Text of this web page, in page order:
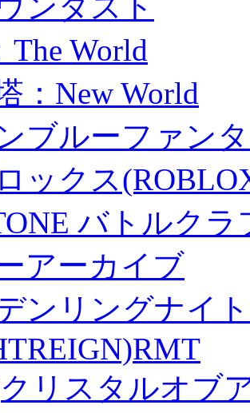
The World
：New World
ブルーファン
ックス
バトルク
アーカイブ
ンリングナイ
リスタルオブ